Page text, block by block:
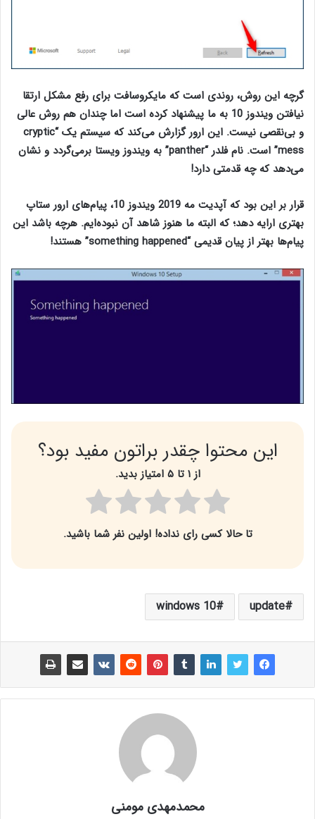
گرچه این روش، روندی است که مایکروسافت برای رفع مشکل ارتقا
نیافتن ویندوز 10 به ما پیشنهاد کرده است اما چندان هم روش عالی
و بی‌نقصی نیست. این ارور گزارش می‌کند که سیستم یک “cryptic
mess” است. نام فلدر “panther” به ویندوز ویستا برمی‌گردد و نشان
می‌دهد که چه قدمتی دارد!
قرار بر این بود که آپدیت مه 2019 ویندوز 10، پیام‌های ارور ستاپ
بهتری ارایه دهد؛ که البته ما هنوز شاهد آن نبوده‌ایم. هرچه باشد این
پیام‌ها بهتر از پیان قدیمی “something happened” هستند!
این محتوا چقدر براتون مفید بود؟
از ۱ تا ۵ امتیاز بدید.
تا حالا کسی رای نداده! اولین نفر شما باشید.
update
windows 10
محمدمهدی مومنی